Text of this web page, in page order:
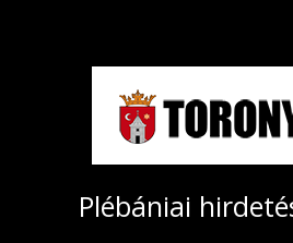
Plébániai